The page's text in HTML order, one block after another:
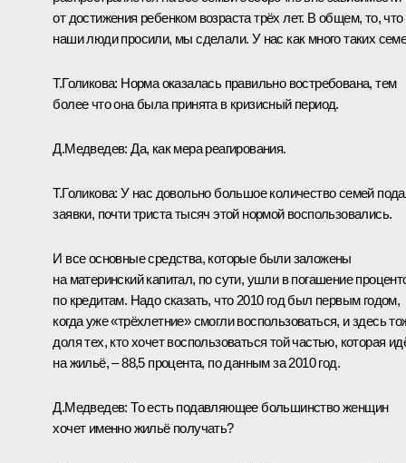
от достижения ребенком возраста трёх лет. В общем, то, что
наши люди просили, мы сделали. У нас как много таких
Т.Голикова: Норма оказалась правильно востребована, тем
более что она была принята в кризисный период.
Д.Медведев: Да, как мера реагирования.
Т.Голикова: У нас довольно большое количество семей
заявки, почти триста тысяч этой нормой воспользовались.
И все основные средства, которые были заложены
на материнский капитал, по сути, ушли в погашение
по кредитам. Надо сказать, что 2010 год был первым годом,
когда уже «трёхлетние» смогли воспользоваться, и здесь
доля тех, кто хочет воспользоваться той частью, которая
на жильё, – 88,5 процента, по данным за 2010 год.
Д.Медведев: То есть подавляющее большинство женщин
хочет именно жильё получать?